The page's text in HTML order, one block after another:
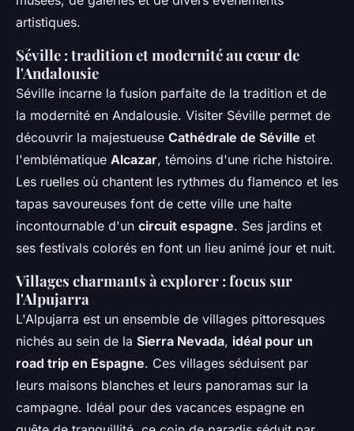
artistiques.
Séville : tradition et modernité au cœur de
l'Andalousie
Séville incarne la fusion parfaite de la tradition et de
la modernité en Andalousie. Visiter Séville permet de
découvrir la majestueuse Cathédrale de Séville et
l'emblématique Alcazar, témoins d'une riche histoire.
Les ruelles où chantent les rythmes du flamenco et les
tapas savoureuses font de cette ville une halte
incontournable d'un circuit espagne. Ses jardins et
ses festivals colorés en font un lieu animé jour et nuit.
Villages charmants à explorer : focus sur
l'Alpujarra
L'Alpujarra est un ensemble de villages pittoresques
nichés au sein de la Sierra Nevada, idéal pour un
road trip en Espagne. Ces villages séduisent par
leurs maisons blanches et leurs panoramas sur la
campagne. Idéal pour des vacances espagne en